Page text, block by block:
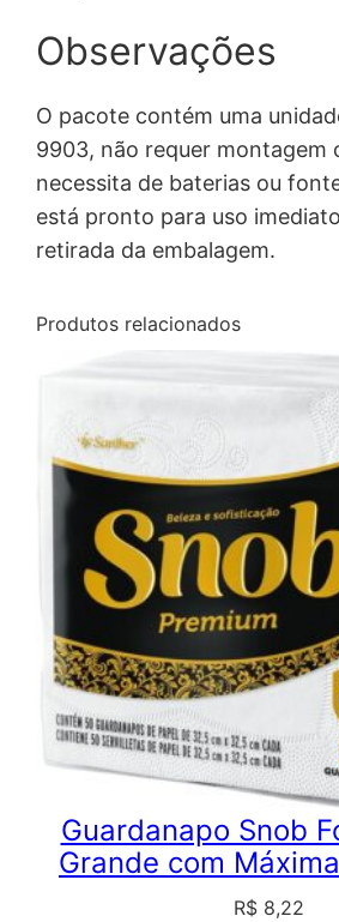
Observações
O pacote contém uma
9903, não requer montagem
necessita de baterias ou
está pronto para uso
retirada da embalagem.
Produtos relacionados
Guardanapo Snob
Grande com
R$8,22